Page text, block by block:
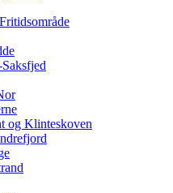
og Klinteskoven